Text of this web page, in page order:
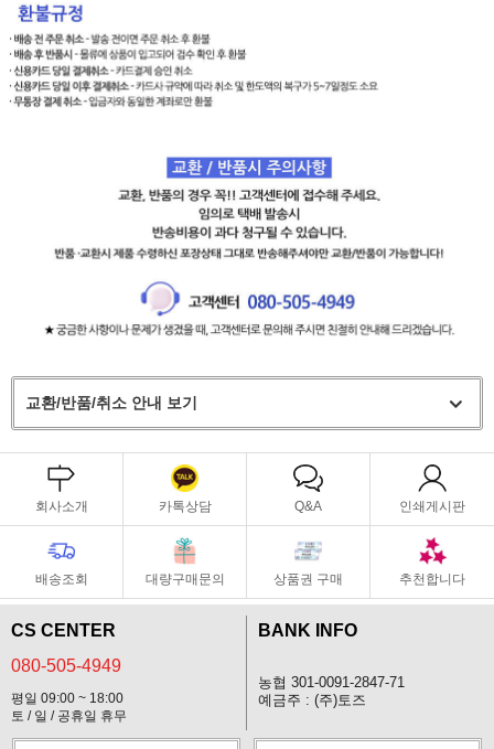
교환/반품/취소 안내 보기
회사소개 카톡상담 Q&A 인쇄게시판
배송조회 대량구매문의 상품권 구매 추천합니다
CS CENTER
080-505-4949
평일 09:00 ~ 18:00
토 / 일 / 공휴일 휴무
BANK INFO
농협 301-0091-2847-71
예금주 : (주)토즈